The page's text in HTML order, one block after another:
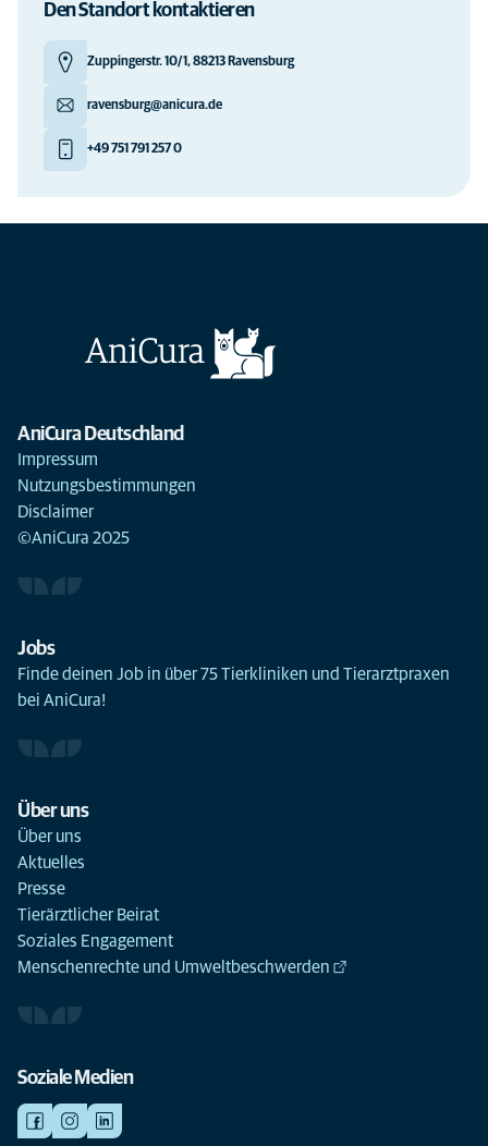
Den Standort kontaktieren
Zuppingerstr. 10/1, 88213 Ravensburg
ravensburg@anicura.de
+49 751 791 257 0
AniCura Deutschland
Impressum
Nutzungsbestimmungen
Disclaimer
©AniCura 2025
Jobs
Finde deinen Job in über 75 Tierkliniken und Tierarztpraxen
bei AniCura!
Über uns
Über uns
Aktuelles
Presse
Tierärztlicher Beirat
Soziales Engagement
Menschenrechte und Umweltbeschwerden
Soziale Medien